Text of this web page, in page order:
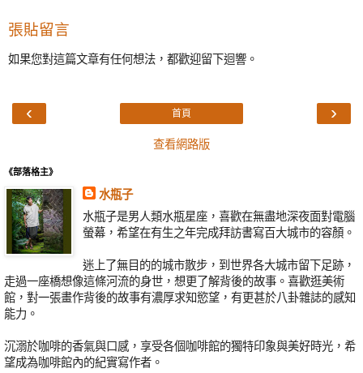
張貼留言
如果您對這篇文章有任何想法，都歡迎留下迴響。
‹ ›
首頁
查看網路版
《部落格主》
水瓶子
水瓶子是男人類水瓶星座，喜歡在無盡地深夜面對電腦
螢幕，希望在有生之年完成拜訪書寫百大城市的容顏。
迷上了無目的的城市散步，到世界各大城市留下足跡，
走過一座橋想像這條河流的身世，想更了解背後的故事。喜歡逛美術
館，對一張畫作背後的故事有濃厚求知慾望，有更甚於八卦雜誌的感知
能力。
沉溺於咖啡的香氣與口感，享受各個咖啡館的獨特印象與美好時光，希
望成為咖啡館內的紀實寫作者。